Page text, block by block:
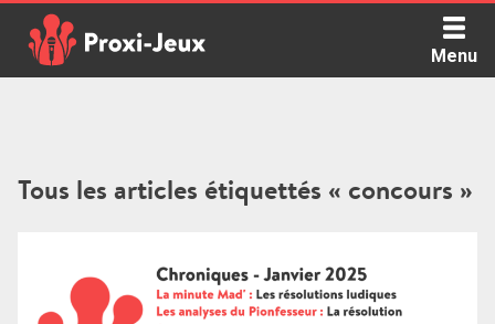
content
Menu
Tous les articles étiquettés « concours »